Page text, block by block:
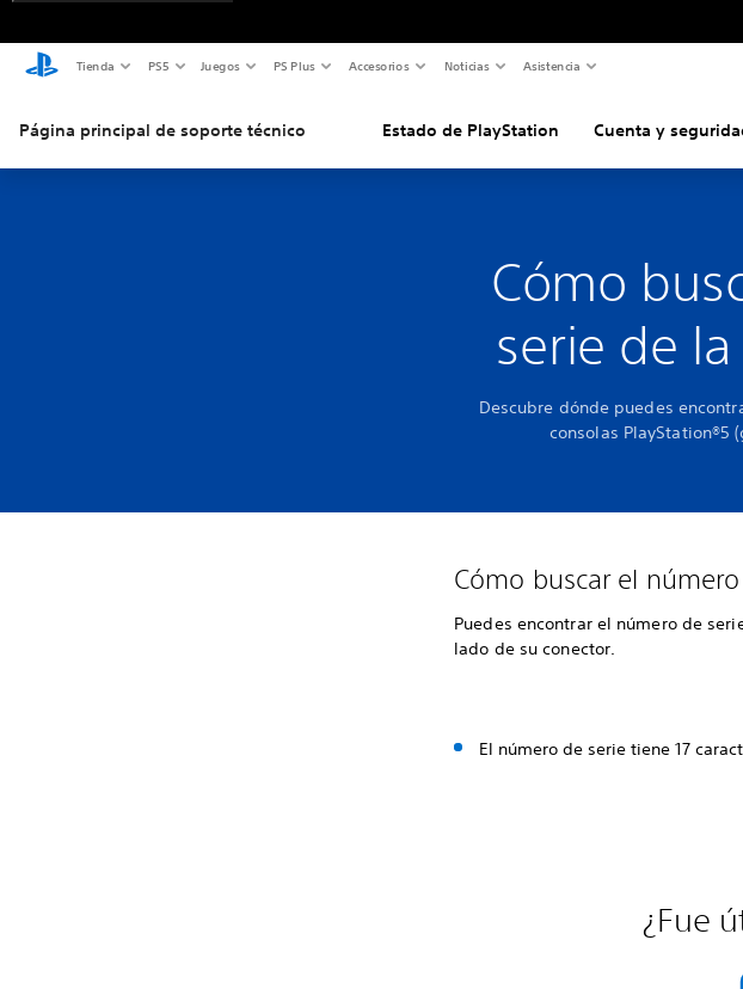
Tienda PS5 Juegos PS Plus Accesorios Noticias Asistencia
Página principal de soporte técnico Estado de PlayStation Cuenta y
Cómo
serie de
Descubre dónde puedes
consolas PlayStation®5
Cómo buscar el
Puedes encontrar el número de
lado de su conector.
El número de serie tiene 17
¿Fue